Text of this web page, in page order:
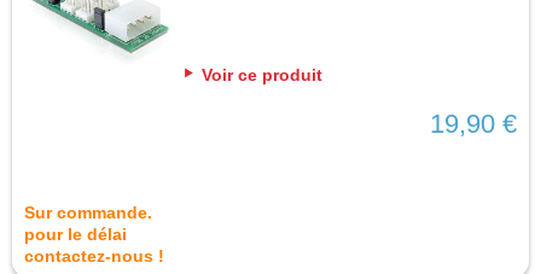
Voir ce produit
19,90 €
Sur commande.
pour le délai
contactez-nous !